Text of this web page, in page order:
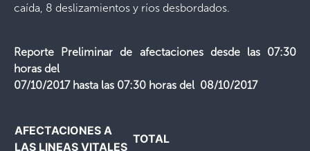
caída, 8 deslizamientos y ríos desbordados.
Reporte Preliminar de afectaciones desde las 07:30
horas del
07/10/2017 hasta las 07:30 horas del 08/10/2017
AFECTACIONES A
LAS LINEAS VITALES
TOTAL